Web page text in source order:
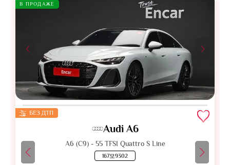
В ПРОДАЖЕ
БЕЗ ДТП
Audi A6
A6 (C9) - 55 TFSI Quattro S Line
167모9302